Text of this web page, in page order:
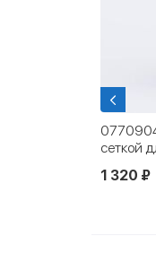
сеткой
1 350 ₽